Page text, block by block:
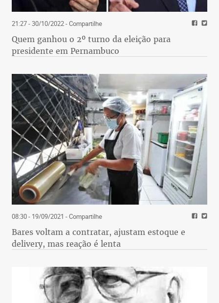
21:27 - 30/10/2022- Compartilhe
Quem ganhou o 2º turno da eleição para
presidente em Pernambuco
08:30 - 19/09/2021 - Compartilhe
Bares voltam a contratar, ajustam estoque e
delivery, mas reação é lenta